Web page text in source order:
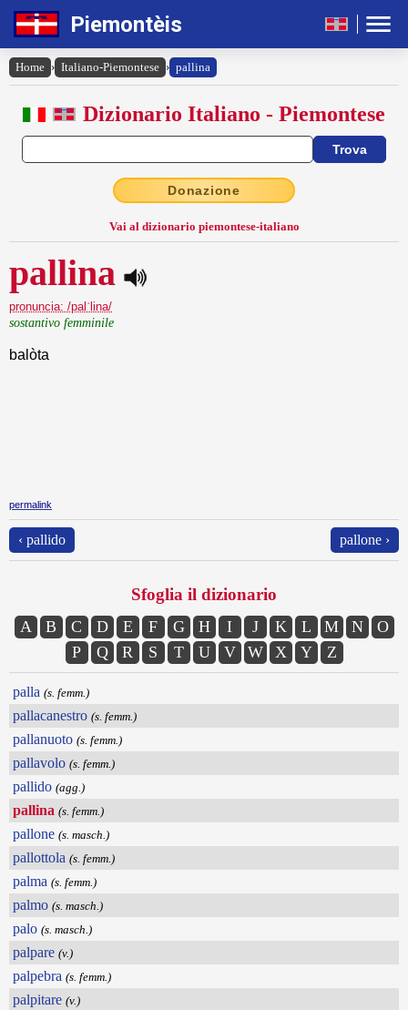
Piemontèis
Home › Italiano-Piemontese › pallina
Dizionario Italiano - Piemontese
Donazione
Vai al dizionario piemontese-italiano
pallina
pronuncia: /palˈlina/
sostantivo femminile
balòta
permalink
‹ pallido pallone ›
Sfoglia il dizionario
A B C D E F G H I J K L M N
O
P
Q R S T U V W X Y Z
palla (s. femm.)
pallacanestro (s. femm.)
pallanuoto (s. femm.)
pallavolo (s. femm.)
pallido (agg.)
pallina (s. femm.)
pallone (s. masch.)
pallottola (s. femm.)
palma (s. femm.)
palmo (s. masch.)
palo (s. masch.)
palpare (v.)
palpebra (s. femm.)
palpitare (v.)